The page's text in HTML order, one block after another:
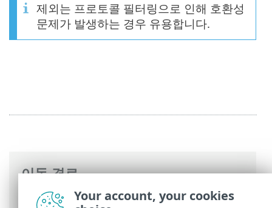
이동 경로
ESET 온라인 도움말>ESET Mail Security>
제외는 프로토콜 필터링으로 인해 호환성
문제가 발생하는 경우 유용합니다.
Your account, your cookies